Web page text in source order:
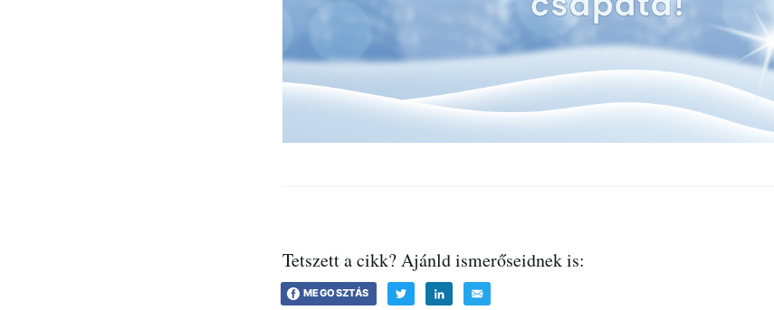
Tetszett a cikk? Ajánld ismerőseidnek is:
MEGOSZTÁS